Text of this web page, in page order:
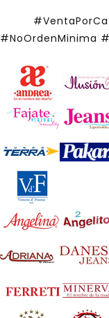
#NoOrdenMinima